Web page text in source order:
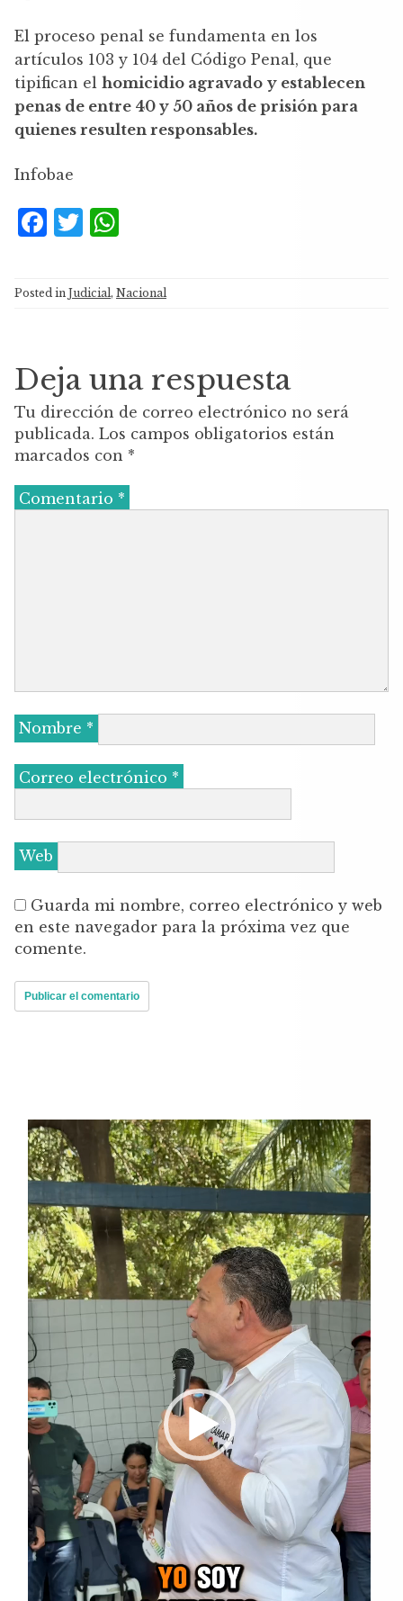
El proceso penal se fundamenta en los
artículos 103 y 104 del Código Penal, que
tipifican el homicidio agravado y establecen
penas de entre 40 y 50 años de prisión para
quienes resulten responsables.
Infobae
F
c
e
o
o
k
T
it
te
at
s
p
p
Posted in Judicial, Nacional
Deja una respuesta
Tu dirección de correo electrónico no será
publicada. Los campos obligatorios están
marcados con *
Comentario *
Nombre *
Correo electrónico *
Web
Guarda mi nombre, correo electrónico y web
en este navegador para la próxima vez que
comente.
Reproductor
de
vídeo